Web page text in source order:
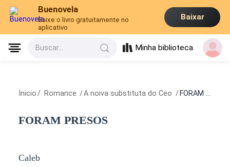
Buenovela
Baixe o livro gratuitamente no
aplicativo
Baixar
Buscar... Minha biblioteca
Inicio / Romance /A noiva substituta do Ceo / FORAM PRESOS
FORAM PRESOS
Caleb